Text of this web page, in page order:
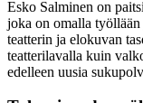
Esko Salminen on
joka on omalla
teatterin ja elokuvan
teatterilavalla kuin
edelleen uusia